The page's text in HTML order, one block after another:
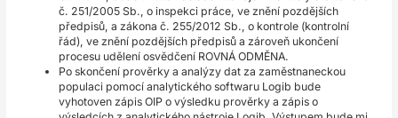
č. 251/2005 Sb., o inspekci práce, ve znění pozdějších
předpisů, a zákona č. 255/2012 Sb., o kontrole (kontrolní
řád), ve znění pozdějších předpisů a zároveň ukončení
procesu udělení osvědčení ROVNÁ ODMĚNA.
Po skončení prověrky a analýzy dat za zaměstnaneckou
populaci pomocí analytického softwaru Logib bude
vyhotoven zápis OIP o výsledku prověrky a zápis o